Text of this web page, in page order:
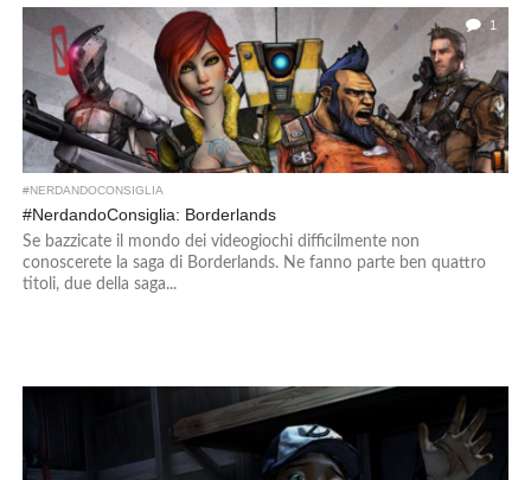
1
#NERDANDOCONSIGLIA
#NerdandoConsiglia: Borderlands
Se bazzicate il mondo dei videogiochi difficilmente non
conoscerete la saga di Borderlands. Ne fanno parte ben quattro
titoli, due della saga...